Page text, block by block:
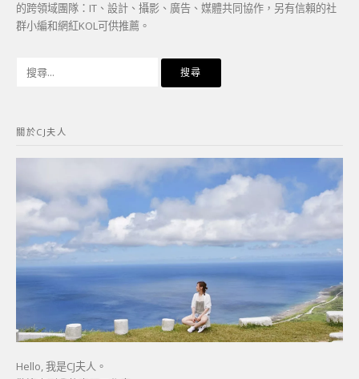
的跨領域團隊：IT、設計、攝影、廣告、媒體共同協作，另有信賴的社
群小編和網紅KOL可供推薦。
字:
關於CJ夫人
Hello, 我是CJ夫人。